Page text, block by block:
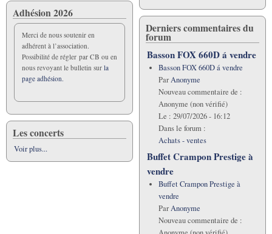
Adhésion 2026
Merci de nous soutenir en
adhérent à l’association.
Possibilité de régler par CB ou en
nous revoyant le bulletin sur la
page adhésion.
Les concerts
Voir plus...
Derniers commentaires du
forum
Basson FOX 660D á vendre
Basson FOX 660D á vendre
ParAnonyme
Nouveau commentaire de :
Anonyme (non vérifié)
Le : 29/07/2026 - 16:12
Dans le forum :
Achats - ventes
Buffet Crampon Prestige à
vendre
Buffet Crampon Prestige à
vendre
ParAnonyme
Nouveau commentaire de :